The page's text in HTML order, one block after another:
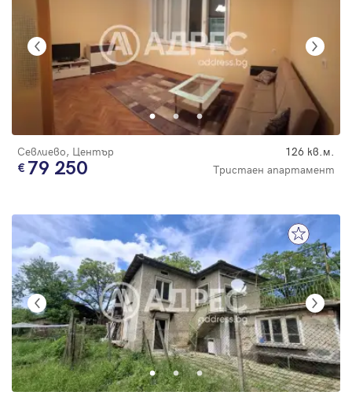
Севлиево, Център 126 кв.м.
79 250 Тристаен апартамент